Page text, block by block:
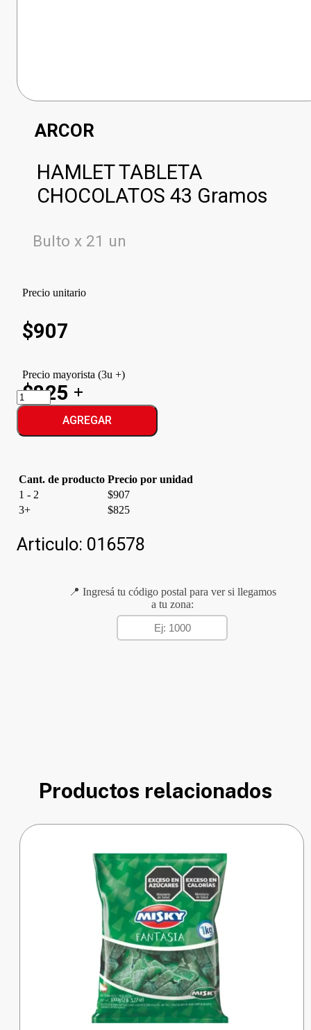
ARCOR
HAMLET TABLETA
CHOCOLATOS 43 Gramos
Bulto x 21 un
Precio unitario
$907
Precio mayorista (3u +)
$825
HAMLET
TABLETA
CHOCOLATOS
AGREGAR
Cant. de producto Precio por unidad
1 - 2
$907
3+
$825
Articulo: 016578
📍 Ingresá tu código postal para ver si llegamos
a tu zona:
Productos relacionados